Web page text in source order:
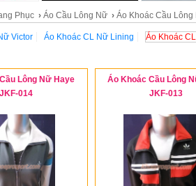
Phục › Áo Cầu Lông Nữ › Áo Khoác Cầu Lông
Victor Áo Khoác CL Nữ Lining Áo Khoác
Lông Nữ Haye
JKF-014
Áo Khoác Cầu Lông
JKF-013